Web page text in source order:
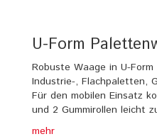
U-Form
Robuste Waage in U-
Industrie-, Flachpaletten,
Für den mobilen Einsatz
und 2 Gummirollen leicht
mehr